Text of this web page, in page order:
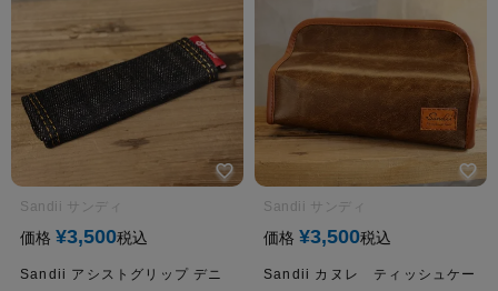
Sandii サンディ
価格 ¥3,500税込
Sandii アシストグリップ デニ
Sandii サンディ
価格 ¥3,500税込
Sandii カヌレ ティッシュケー